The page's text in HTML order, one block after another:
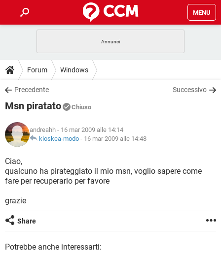
MENU
INTRATTENIMENTO
iOS
INSTAGRAM
TIKTOK
HARDWARE
GUIDE
COVID-19
INSTAGRAM WHATSAPP
TIKTOK
HARDWARE
DOWNLOAD
COVID-19
INTRATTENIMENTO
iOS WINDOWS 10
INSTAGRAM
TIKTOK FACEBOOK
FORUM
COVID-19 GAMING
INTRATTENIMENTO
iOS
INSTAGRAM
TIKTOK
HARDWARE
GLOSSARIO
COVID-19
INTRATTENIMENTO ANDROID
TIKTOK
Forum Windows
Precedente Successivo
Msn piratato Chiuso
andreahh - 16 mar 2009 alle 14:14
kioskea-modo - 16 mar 2009 alle 14:48
Ciao,
qualcuno ha pirateggiato il mio msn, voglio sapere come
fare per recuperarlo per favore
grazie
Share
Potrebbe anche interessarti: